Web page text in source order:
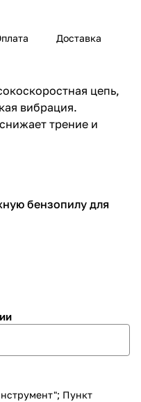
Доставка
цепь,
вибрация.
трение и
бензопилу для
Пункт